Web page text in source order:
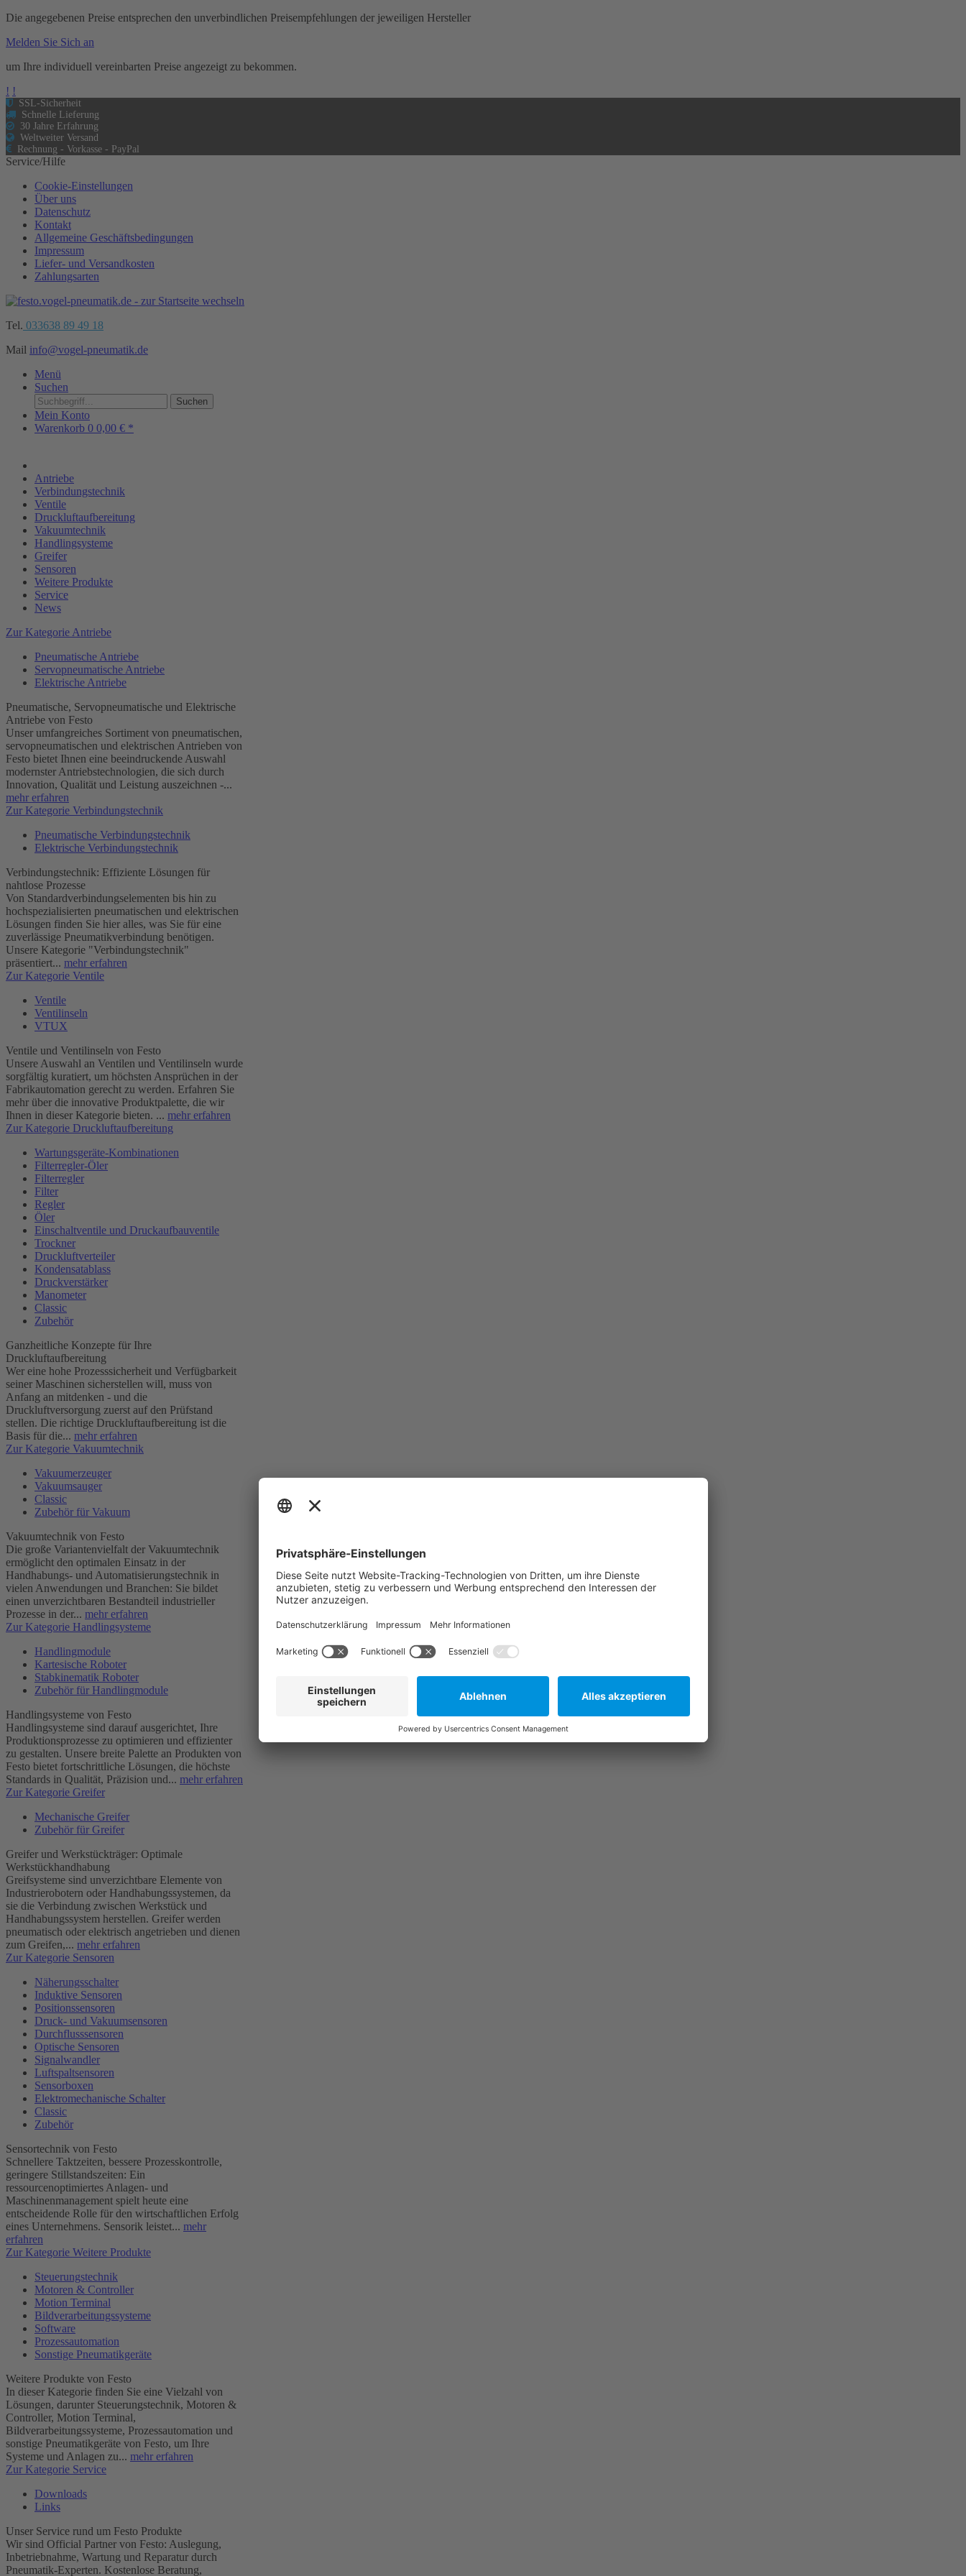
Die angegebenen Preise entsprechen den unverbindlichen Preisempfehlungen der jeweiligen Hersteller
Melden Sie Sich an
um Ihre individuell vereinbarten Preise angezeigt zu bekommen.
! !
SSL-Sicherheit
Schnelle Lieferung
30 Jahre Erfahrung
Weltweiter Versand
Rechnung - Vorkasse - PayPal
Service/Hilfe
Cookie-Einstellungen
Über uns
Datenschutz
Kontakt
Allgemeine Geschäftsbedingungen
Impressum
Liefer- und Versandkosten
Zahlungsarten
Tel. 033638 89 49 18
Mail info@vogel-pneumatik.de
Menü
Suchen
Suchen
Mein Konto
Warenkorb 0 0,00 € *
Antriebe
Verbindungstechnik
Ventile
Druckluftaufbereitung
Vakuumtechnik
Handlingsysteme
Greifer
Sensoren
Weitere Produkte
Service
News
Zur Kategorie Antriebe
Pneumatische Antriebe
Servopneumatische Antriebe
Elektrische Antriebe
Pneumatische, Servopneumatische und Elektrische
Antriebe von Festo
Unser umfangreiches Sortiment von pneumatischen,
servopneumatischen und elektrischen Antrieben von
Festo bietet Ihnen eine beeindruckende Auswahl
modernster Antriebstechnologien, die sich durch
Innovation, Qualität und Leistung auszeichnen -...
mehr erfahren
Zur Kategorie Verbindungstechnik
Pneumatische Verbindungstechnik
Elektrische Verbindungstechnik
Verbindungstechnik: Effiziente Lösungen für
nahtlose Prozesse
Von Standardverbindungselementen bis hin zu
hochspezialisierten pneumatischen und elektrischen
Lösungen finden Sie hier alles, was Sie für eine
zuverlässige Pneumatikverbindung benötigen.
Unsere Kategorie "Verbindungstechnik"
präsentiert... mehr erfahren
Zur Kategorie Ventile
Ventile
Ventilinseln
VTUX
Ventile und Ventilinseln von Festo
Unsere Auswahl an Ventilen und Ventilinseln wurde
sorgfältig kuratiert, um höchsten Ansprüchen in der
Fabrikautomation gerecht zu werden. Erfahren Sie
mehr über die innovative Produktpalette, die wir
Ihnen in dieser Kategorie bieten. ... mehr erfahren
Zur Kategorie Druckluftaufbereitung
Wartungsgeräte-Kombinationen
Filterregler-Öler
Filterregler
Filter
Regler
Öler
Einschaltventile und Druckaufbauventile
Trockner
Druckluftverteiler
Kondensatablass
Druckverstärker
Manometer
Classic
Zubehör
Ganzheitliche Konzepte für Ihre
Druckluftaufbereitung
Wer eine hohe Prozesssicherheit und Verfügbarkeit
seiner Maschinen sicherstellen will, muss von
Anfang an mitdenken - und die
Druckluftversorgung zuerst auf den Prüfstand
stellen. Die richtige Druckluftaufbereitung ist die
Basis für die... mehr erfahren
Zur Kategorie Vakuumtechnik
Vakuumerzeuger
Vakuumsauger
Classic
Zubehör für Vakuum
Vakuumtechnik von Festo
Die große Variantenvielfalt der Vakuumtechnik
ermöglicht den optimalen Einsatz in der
Handhabungs- und Automatisierungstechnik in
vielen Anwendungen und Branchen: Sie bildet
einen unverzichtbaren Bestandteil industrieller
Prozesse in der... mehr erfahren
Zur Kategorie Handlingsysteme
Handlingmodule
Kartesische Roboter
Stabkinematik Roboter
Zubehör für Handlingmodule
Handlingsysteme von Festo
Handlingsysteme sind darauf ausgerichtet, Ihre
Produktionsprozesse zu optimieren und effizienter
zu gestalten. Unsere breite Palette an Produkten von
Festo bietet fortschrittliche Lösungen, die höchste
Standards in Qualität, Präzision und... mehr erfahren
Zur Kategorie Greifer
Mechanische Greifer
Zubehör für Greifer
Greifer und Werkstückträger: Optimale
Werkstückhandhabung
Greifsysteme sind unverzichtbare Elemente von
Industrierobotern oder Handhabungssystemen, da
sie die Verbindung zwischen Werkstück und
Handhabungssystem herstellen. Greifer werden
pneumatisch oder elektrisch angetrieben und dienen
zum Greifen,... mehr erfahren
Zur Kategorie Sensoren
Näherungsschalter
Induktive Sensoren
Positionssensoren
Druck- und Vakuumsensoren
Durchflusssensoren
Optische Sensoren
Signalwandler
Luftspaltsensoren
Sensorboxen
Elektromechanische Schalter
Classic
Zubehör
Sensortechnik von Festo
Schnellere Taktzeiten, bessere Prozesskontrolle,
geringere Stillstandszeiten: Ein
ressourcenoptimiertes Anlagen- und
Maschinenmanagement spielt heute eine
entscheidende Rolle für den wirtschaftlichen Erfolg
eines Unternehmens. Sensorik leistet... mehr
erfahren
Zur Kategorie Weitere Produkte
Steuerungstechnik
Motoren & Controller
Motion Terminal
Bildverarbeitungssysteme
Software
Prozessautomation
Sonstige Pneumatikgeräte
Weitere Produkte von Festo
In dieser Kategorie finden Sie eine Vielzahl von
Lösungen, darunter Steuerungstechnik, Motoren &
Controller, Motion Terminal,
Bildverarbeitungssysteme, Prozessautomation und
sonstige Pneumatikgeräte von Festo, um Ihre
Systeme und Anlagen zu... mehr erfahren
Zur Kategorie Service
Downloads
Links
Unser Service rund um Festo Produkte
Wir sind Official Partner von Festo: Auslegung,
Inbetriebnahme, Wartung und Reparatur durch
Pneumatik-Experten. Kostenlose Beratung,